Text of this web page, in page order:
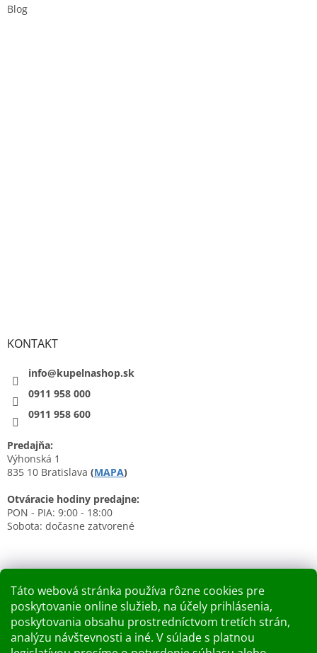
Táto webová stránka používa rôzne cookies pre
poskytovanie online služieb, na účely prihlásenia,
poskytovania obsahu prostredníctvom tretích strán,
analýzu návštevnosti a iné. V súlade s platnou
Blog
KONTAKT
info@kupelnashop.sk
0911 958 000
0911 958 600
Predajňa:
Výhonská 1
835 10 Bratislava (MAPA)
Otváracie hodiny predajne:
PON - PIA: 9:00 - 18:00
Sobota: dočasne zatvorené
Nákupný košík
0KS / 0 €